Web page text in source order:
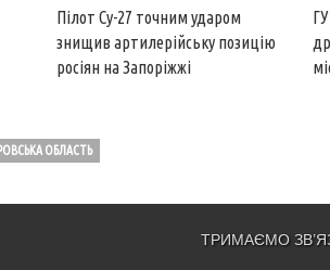
Пілот Су-27 точним ударом
знищив артилерійську позицію
росіян на Запоріжжі
ОБЛАСТЬ
ТРИМАЄМО